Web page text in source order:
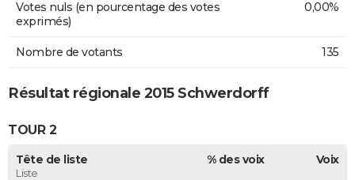
Votes nuls (en pourcentage des votes
exprimés)
0,00%
Nombre de votants 135
Résultat régionale 2015 Schwerdorff
TOUR 2
Tête de liste
Liste
% des voix Voix